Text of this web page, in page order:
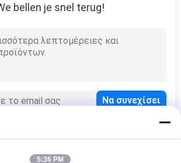
γερανός
bellen je snel terug!
5:36 PM